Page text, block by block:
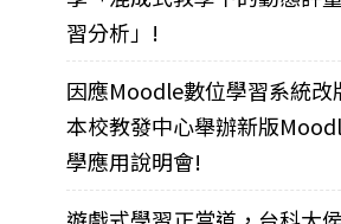
習分析」!
因應Moodle數位學習系統改
本校教發中心舉辦新版
學應用說明會!